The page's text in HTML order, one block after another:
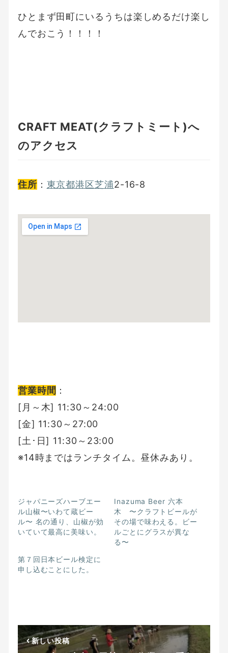
ひとまず田町にいるうちは楽しめるだけ楽し
んでおこう！！！！
CRAFT MEAT(クラフトミート)へ
のアクセス
住所 ： 東京都港区芝浦2-16-8
営業時間 ：
[月～木] 11:30～24:00
[金] 11:30～27:00
[土･日] 11:30～23:00
※14時まではランチタイム。昼休みあり。
ジャパニーズハーブエー
ル山椒〜いわて蔵ビー
ル〜 名の通り、山椒が効
いていて最高に美味い。
Inazuma Beer 六本
木 〜クラフトビールが
その場で味わえる。ビー
ルごとにグラスが異な
る〜
第７回日本ビール検定に
申し込むことにした。
新しい投稿